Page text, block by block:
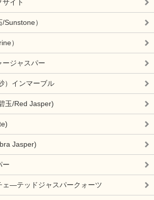
イト
Sunstone）
）
ージャスパー
）インマーブル
玉/Red Jasper)
Jasper)
ー
ェ―テッドジャスパークォーツ